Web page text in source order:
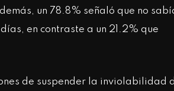
un 78.8% señaló que no
en contraste a un 21.2% que
de suspender la inviolabilidad